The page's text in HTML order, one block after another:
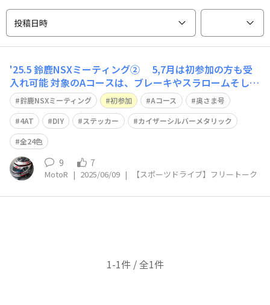
投稿日時
'25.5 鈴鹿NSXミーティング② 5,7月は初参加の方も受
入れ可能 対象のAコースは、ブレーキやスラロームそして
スキッドパットのメニューから （この時イントラは、初
参加の方の技量をチェックしています…怖ワ～😨） 常連
のBコースは、Aコースと合流してガンさんの講義を聞い
たら ホテルにチェックイ
鈴鹿NSXミーティング 初参加 Aコース
奥さま号
4AT
DIY ステッカー
カイザーシルバーメタリック
全24色
9 7
MotoR | 2025/06/09 | 【スポーツドライブ】フリートーク
1-1件 / 全1件